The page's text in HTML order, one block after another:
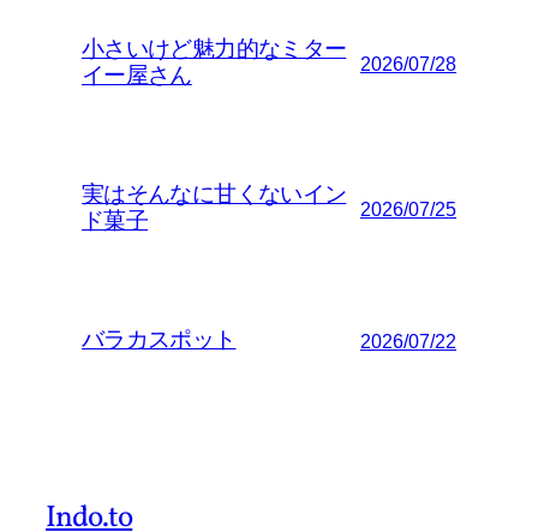
小さいけど魅力的なミター
イー屋さん
2026/07/28
実はそんなに甘くないイン
ド菓子
2026/07/25
バラカスポット 2026/07/22
Indo.to